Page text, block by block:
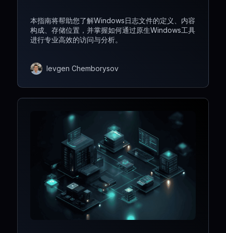
本指南将帮助您了解Windows日志文件的定义、内容
构成、存储位置，并掌握如何通过原生Windows工具
进行专业高效的访问与分析。
Ievgen Chemborysov